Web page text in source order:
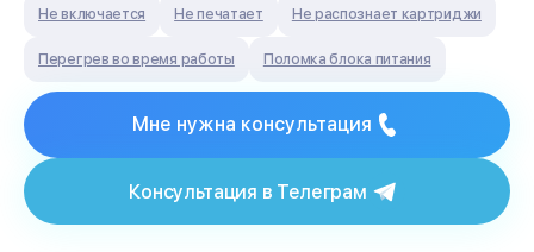
Не включается Не печатает Не распознает картриджи
Перегрев во время работы Поломка блока питания
Мне нужна консультация
Консультация в Телеграм